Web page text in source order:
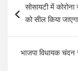
navigation
सोसायटी में
को सील किया जाएगा
भाजपा विधायक